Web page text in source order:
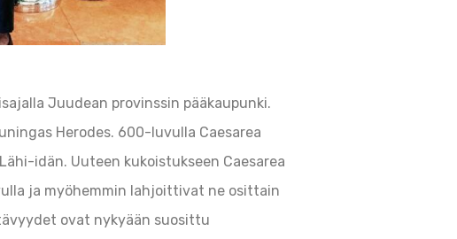
Juudean provinssin pääkaupunki.
Herodes. 600-luvulla Caesarea
idän. Uuteen kukoistukseen Caesarea
ja myöhemmin lahjoittivat ne osittain
ovat nykyään suosittu